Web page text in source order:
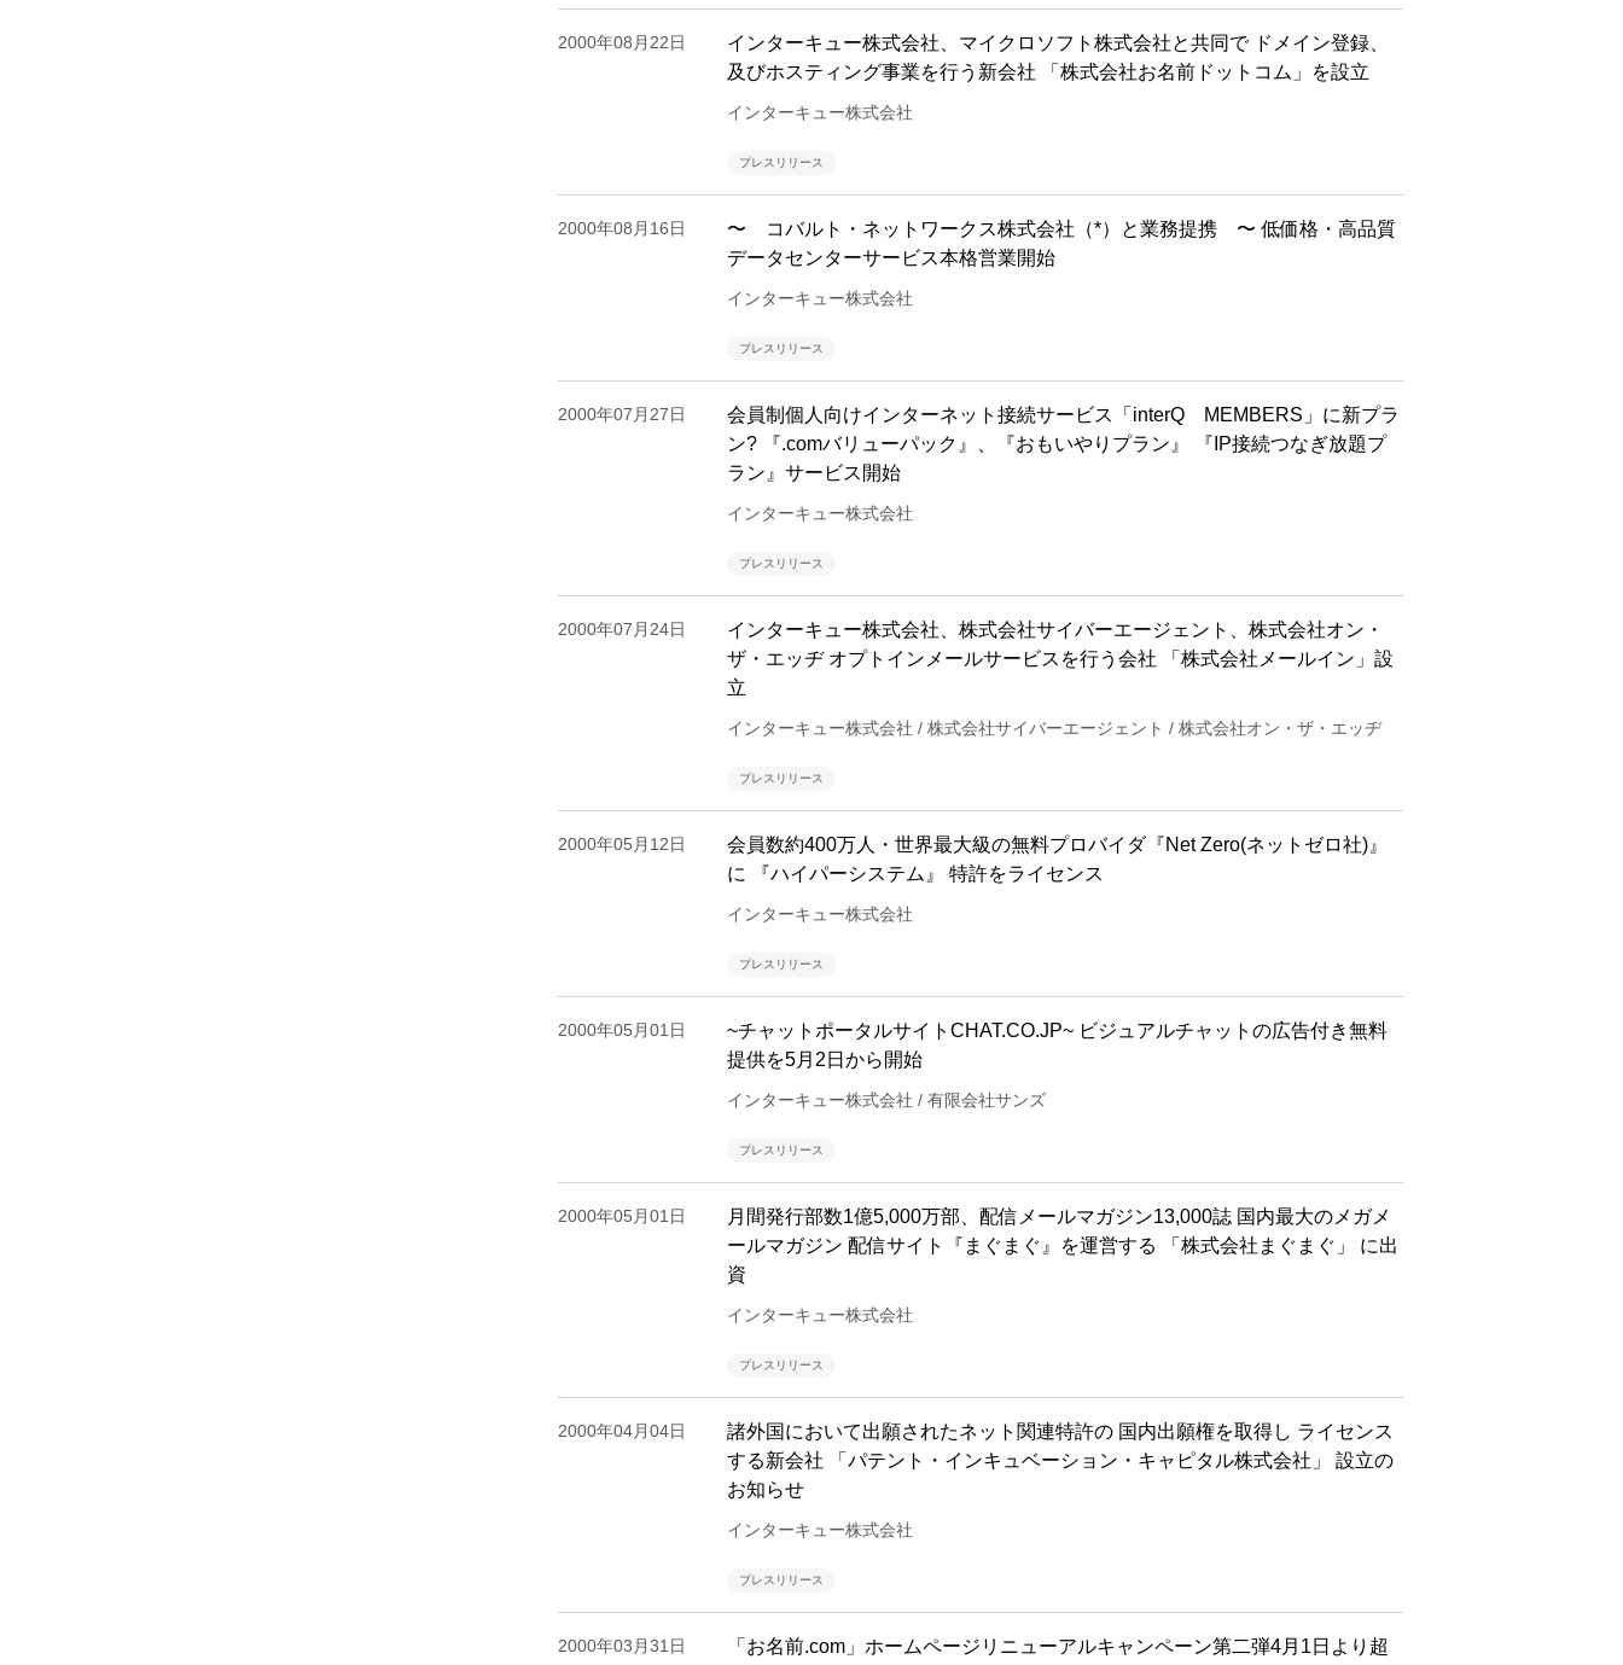
2000年08月22日
インターキュー株式会社、マイクロソフト株式会社と共同で ドメイン登録、
及びホスティング事業を行う新会社 「株式会社お名前ドットコム」を設立
インターキュー株式会社
プレスリリース
2000年08月16日
〜 コバルト・ネットワークス株式会社（*）と業務提携 〜 低価格・高品質
データセンターサービス本格営業開始
インターキュー株式会社
プレスリリース
2000年07月27日
会員制個人向けインターネット接続サービス「interQ MEMBERS」に新プラ
ン? 『.comバリューパック』、『おもいやりプラン』 『IP接続つなぎ放題プ
ラン』サービス開始
インターキュー株式会社
プレスリリース
2000年07月24日
インターキュー株式会社、株式会社サイバーエージェント、株式会社オン・
ザ・エッヂ オプトインメールサービスを行う会社 「株式会社メールイン」設
立
インターキュー株式会社 / 株式会社サイバーエージェント / 株式会社オン・ザ・エッヂ
プレスリリース
2000年05月12日
会員数約400万人・世界最大級の無料プロバイダ『Net Zero(ネットゼロ社)』
に 『ハイパーシステム』 特許をライセンス
インターキュー株式会社
プレスリリース
2000年05月01日
~チャットポータルサイトCHAT.CO.JP~ ビジュアルチャットの広告付き無料
提供を5月2日から開始
インターキュー株式会社 / 有限会社サンズ
プレスリリース
2000年05月01日
月間発行部数1億5,000万部、配信メールマガジン13,000誌 国内最大のメガメ
ールマガジン 配信サイト『まぐまぐ』を運営する 「株式会社まぐまぐ」 に出
資
インターキュー株式会社
プレスリリース
2000年04月04日
諸外国において出願されたネット関連特許の 国内出願権を取得し ライセンス
する新会社 「パテント・インキュベーション・キャピタル株式会社」 設立の
お知らせ
インターキュー株式会社
プレスリリース
2000年03月31日 「お名前.com」ホームページリニューアルキャンペーン第二弾4月1日より超